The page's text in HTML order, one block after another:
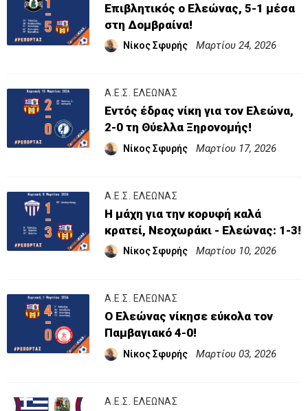
Επιβλητικός ο Ελεώνας, 5-1 μέσα
στη Δομβραίνα!
Νίκος Σφυρής Μαρτίου 24, 2026
Α.Ε.Σ. ΕΛΕΩΝΑΣ
Εντός έδρας νίκη για τον Ελεώνα,
2-0 τη Θύελλα Ξηρονομής!
Νίκος Σφυρής Μαρτίου 17, 2026
Α.Ε.Σ. ΕΛΕΩΝΑΣ
Η μάχη για την κορυφή καλά
κρατεί, Νεοχωράκι - Ελεώνας: 1-3!
Νίκος Σφυρής Μαρτίου 10, 2026
Α.Ε.Σ. ΕΛΕΩΝΑΣ
Ο Ελεώνας νίκησε εύκολα τον
Παμβαγιακό 4-0!
Νίκος Σφυρής Μαρτίου 03, 2026
Α.Ε.Σ. ΕΛΕΩΝΑΣ